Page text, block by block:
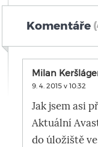
Komentáře
Milan
9. 4. 2015 v 10:32
Jak jsem asi
Aktuální
do úložiště